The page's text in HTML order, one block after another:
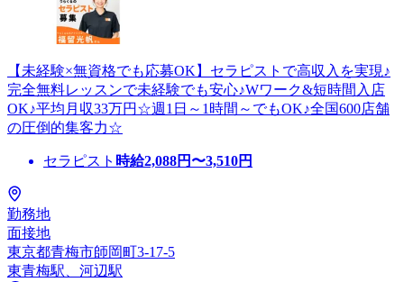
【未経験×無資格でも応募OK】セラピストで高収入を実現♪
完全無料レッスンで未経験でも安心♪Wワーク&短時間入店
OK♪平均月収33万円☆週1日～1時間～でもOK♪全国600店舗
の圧倒的集客力☆
セラピスト 時給2,088円〜3,510円
勤務地
面接地
東京都青梅市師岡町3-17-5
東青梅駅、河辺駅